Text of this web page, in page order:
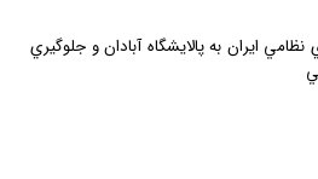
نظامي ايران به پالايشگاه آبادان و جلوگيري